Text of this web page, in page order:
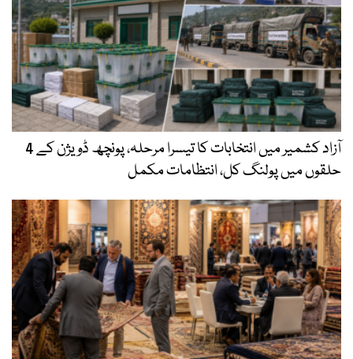
آزاد کشمیر میں انتخابات کا تیسرا مرحلہ، پونچھ ڈویژن کے 4
حلقوں میں پولنگ کل، انتظامات مکمل